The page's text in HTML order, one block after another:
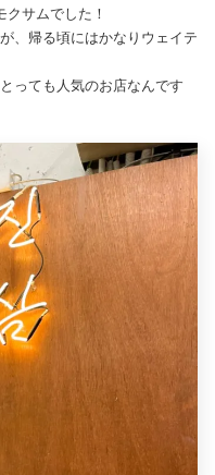
サムでした！
、帰る頃にはかなりウェイテ
っても人気のお店なんです